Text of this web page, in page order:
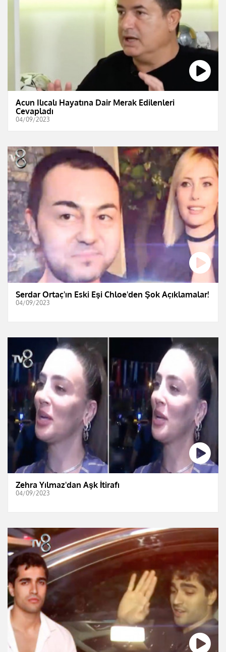
Acun Ilıcalı Hayatına Dair Merak Edilenleri
Cevapladı
04/09/2023
Serdar Ortaç'ın Eski Eşi Chloe'den Şok Açıklamalar!
04/09/2023
Zehra Yılmaz'dan Aşk İtirafı
04/09/2023